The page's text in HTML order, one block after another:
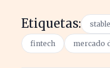
Etiquetas:
fintech mercado